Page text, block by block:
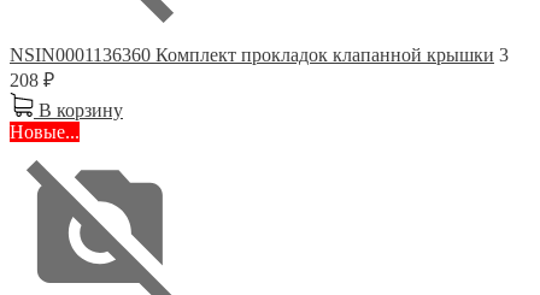
NSIN0001136360 Комплект прокладок клапанной крышки 3
208 ₽
В корзину
Новые...